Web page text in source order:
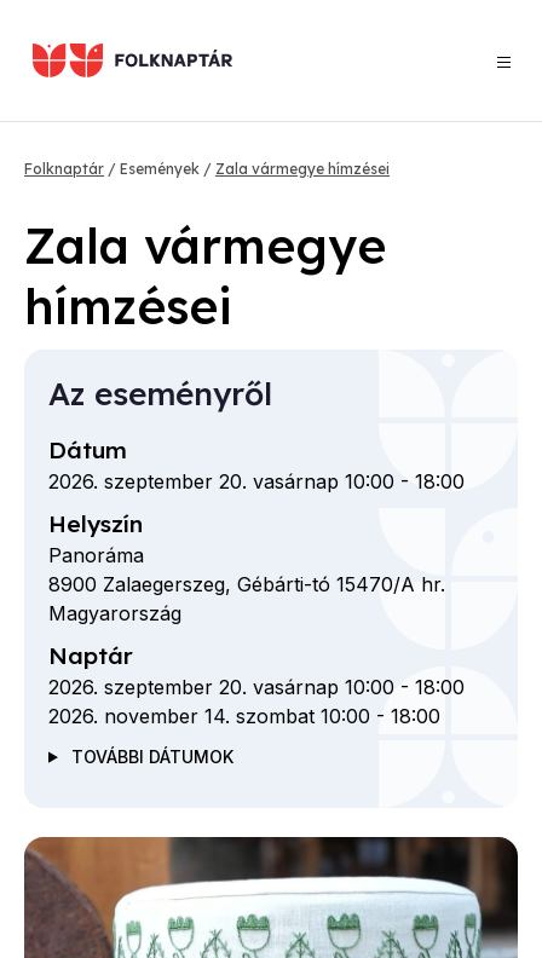
tartalomra
Morzsa
Folknaptár Események Zala vármegye hímzései
Zala vármegye
hímzései
Az eseményről
Dátum
2026. szeptember 20. vasárnap 10:00 - 18:00
Helyszín
Panoráma
8900 Zalaegerszeg, Gébárti-tó 15470/A hr.
Magyarország
Naptár
2026. szeptember 20. vasárnap 10:00 - 18:00
2026. november 14. szombat 10:00 - 18:00
TOVÁBBI DÁTUMOK